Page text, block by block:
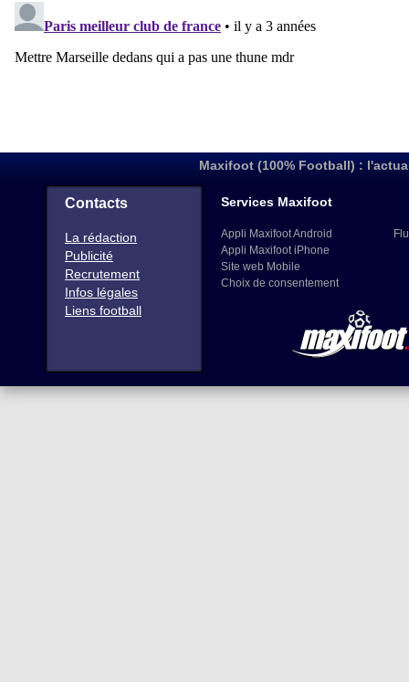
Maxifoot (100% Football) :
Contacts
La rédaction
Publicité
Recrutement
Infos légales
Liens football
Services Maxifoot
Appli Maxifoot Android
Appli Maxifoot iPhone
Site web Mobile
Choix de consentement